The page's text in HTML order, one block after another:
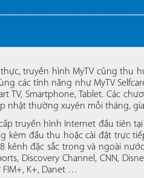
truyền hình MyTV cũng
các tính năng như MyTV
TV, Smartphone, Tablet. Các
nhật thường xuyên mỗi tháng,
truyền hình Internet đầu tiên
kèm đầu thu hoặc cài đặt trực
kênh đặc sắc trong và ngoài
Discovery Channel, CNN,
K+, Danet …